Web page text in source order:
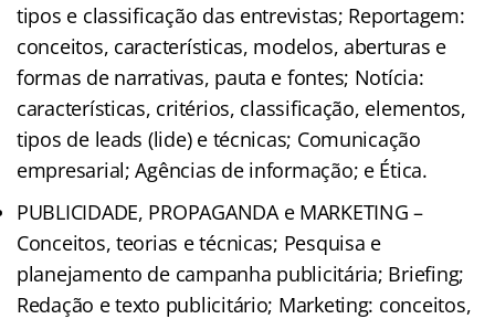
tipos e classificação das entrevistas; Reportagem:
conceitos, características, modelos, aberturas e
formas de narrativas, pauta e fontes; Notícia:
características, critérios, classificação, elementos,
tipos de leads (lide) e técnicas; Comunicação
empresarial; Agências de informação; e Ética.
PUBLICIDADE, PROPAGANDA e MARKETING –
Conceitos, teorias e técnicas; Pesquisa e
planejamento de campanha publicitária; Briefing;
Redação e texto publicitário; Marketing: conceitos,